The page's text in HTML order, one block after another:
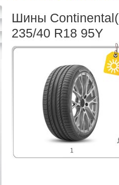
Шины
235/40 R18 95Y
1